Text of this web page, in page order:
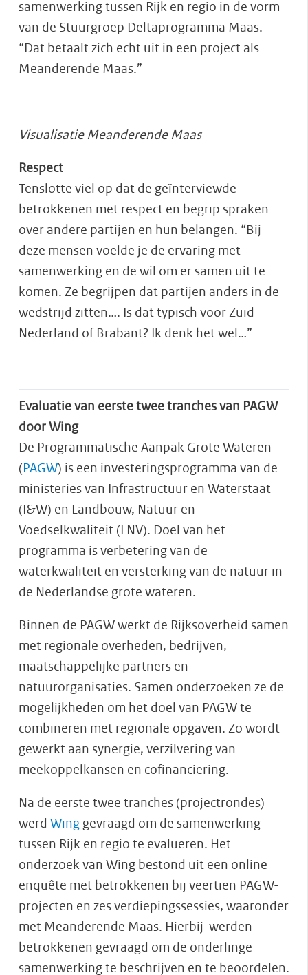
samenwerking tussen Rijk en regio in de vorm
van de Stuurgroep Deltaprogramma Maas.
“Dat betaalt zich echt uit in een project als
Meanderende Maas.”
Visualisatie Meanderende Maas
Respect
Tenslotte viel op dat de geïnterviewde
betrokkenen met respect en begrip spraken
over andere partijen en hun belangen. “Bij
deze mensen voelde je de ervaring met
samenwerking en de wil om er samen uit te
komen. Ze begrijpen dat partijen anders in de
wedstrijd zitten…. Is dat typisch voor Zuid-
Nederland of Brabant? Ik denk het wel…”
Evaluatie van eerste twee tranches van PAGW
door Wing
De Programmatische Aanpak Grote Wateren
( PAGW) is een investeringsprogramma van de
ministeries van Infrastructuur en Waterstaat
(I&W) en Landbouw, Natuur en
Voedselkwaliteit (LNV). Doel van het
programma is verbetering van de
waterkwaliteit en versterking van de natuur in
de Nederlandse grote wateren.
Binnen de PAGW werkt de Rijksoverheid samen
met regionale overheden, bedrijven,
maatschappelijke partners en
natuurorganisaties. Samen onderzoeken ze de
mogelijkheden om het doel van PAGW te
combineren met regionale opgaven. Zo wordt
gewerkt aan synergie, verzilvering van
meekoppelkansen en cofinanciering.
Na de eerste twee tranches (projectrondes)
werd Wing gevraagd om de samenwerking
tussen Rijk en regio te evalueren. Het
onderzoek van Wing bestond uit een online
enquête met betrokkenen bij veertien PAGW-
projecten en zes verdiepingssessies, waaronder
met Meanderende Maas. Hierbij werden
betrokkenen gevraagd om de onderlinge
samenwerking te beschrijven en te beoordelen.